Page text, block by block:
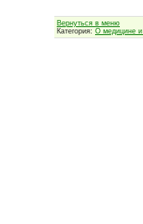
Вернуться в меню
Категория: О медицине и